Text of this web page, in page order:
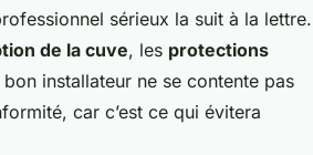
sérieux la suit à la lettre.
de la cuve, les protections
bon installateur ne se contente pas
car c’est ce qui évitera